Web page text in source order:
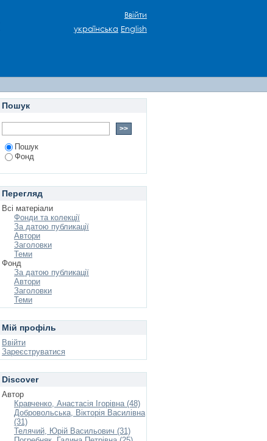
Ввійти
українська English
Пошук
Пошук
Фонд
Перегляд
Всі матеріали
Фонди та колекції
За датою публикації
Автори
Заголовки
Теми
Фонд
За датою публикації
Автори
Заголовки
Теми
Мій профіль
Ввійти
Зареєструватися
Discover
Автор
Кравченко, Анастасія Ігорівна (48)
Добровольська, Вікторія Василівна
(31)
Телячий, Юрій Васильович (31)